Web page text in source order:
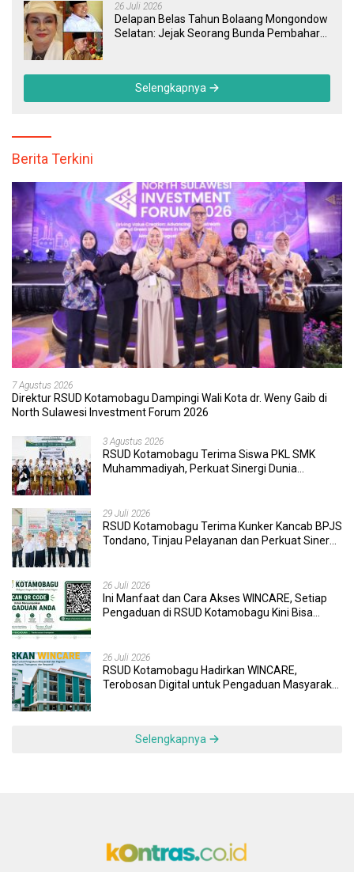
26 Juli 2026
Delapan Belas Tahun Bolaang Mongondow
Selatan: Jejak Seorang Bunda Pembaharu
Selengkapnya
Berita Terkini
7 Agustus 2026
Direktur RSUD Kotamobagu Dampingi Wali Kota dr. Weny Gaib di
North Sulawesi Investment Forum 2026
3 Agustus 2026
RSUD Kotamobagu Terima Siswa PKL SMK
Muhammadiyah, Perkuat Sinergi Dunia
29 Juli 2026
RSUD Kotamobagu Terima Kunker Kancab BPJS
Tondano, Tinjau Pelayanan dan Perkuat Sinergi
26 Juli 2026
Ini Manfaat dan Cara Akses WINCARE, Setiap
Pengaduan di RSUD Kotamobagu Kini Bisa
26 Juli 2026
RSUD Kotamobagu Hadirkan WINCARE,
Terobosan Digital untuk Pengaduan Masyarakat
Selengkapnya